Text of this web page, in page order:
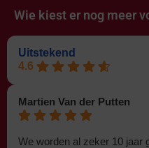
Wie kiest er nog meer
Uitstekend
4.6
Martien Van der Putten
We worden al zeker 10 jaar